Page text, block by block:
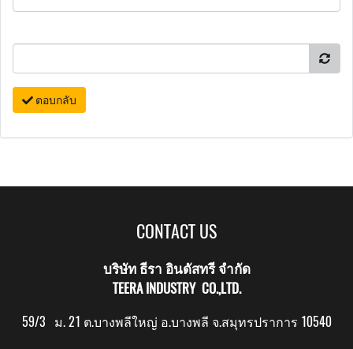
ตอบกลับ
CONTACT US
บริษัท ธีรา อินดัสทรี จำกัด
TEERA INDUSTRY CO.,LTD.
59/3 ม. 21 ต.บางพลีใหญ่ อ.บางพลี จ.สมุทรปราการ 10540